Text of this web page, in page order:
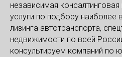
независимая
услуги по подбору наиболее
лизинга автотранспорта,
недвижимости по всей
консультируем компаний по